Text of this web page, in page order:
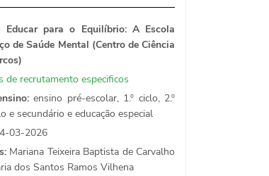
para o Equilíbrio: A Escola
de Saúde Mental (Centro de Ciência
de recrutamento especificos
ensino pré-escolar, 1.º ciclo, 2.º
e secundário e educação especial
03-2026
Mariana Teixeira Baptista de Carvalho
dos Santos Ramos Vilhena